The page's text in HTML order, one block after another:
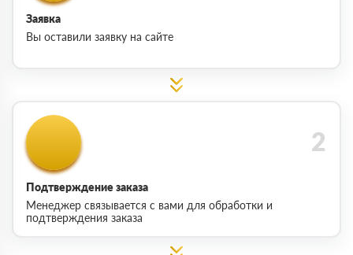
Заявка
Вы оставили заявку на сайте
Подтверждение заказа
Менеджер связывается с вами для обработки и
подтверждения заказа